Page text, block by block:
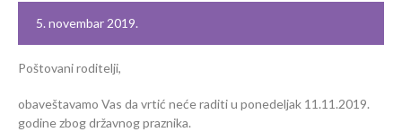
5. novembar 2019.
Poštovani roditelji,
obaveštavamo Vas da vrtić neće raditi u ponedeljak 11.11.2019.
godine zbog državnog praznika.